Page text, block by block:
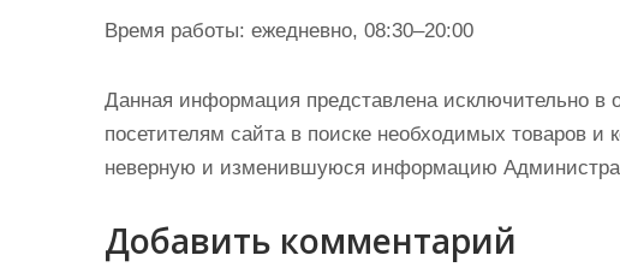
Время работы: ежедневно, 08:30–20:00
Данная информация представлена исключительно в
посетителям сайта в поиске необходимых товаров
неверную и изменившуюся информацию
Добавить комментарий